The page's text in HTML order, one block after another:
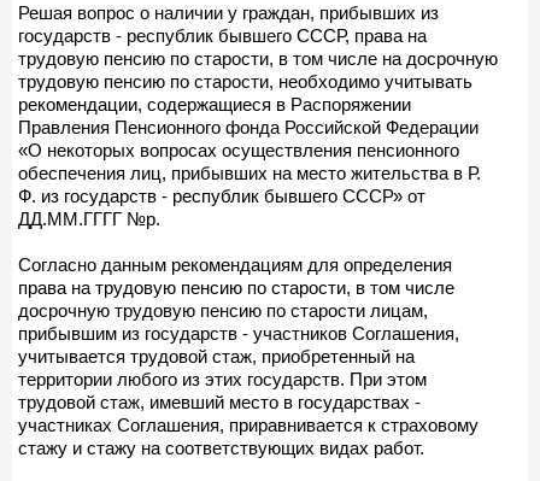
Решая вопрос о наличии у граждан, прибывших из
государств - республик бывшего СССР, права на
трудовую пенсию по старости, в том числе на досрочную
трудовую пенсию по старости, необходимо учитывать
рекомендации, содержащиеся в Распоряжении
Правления Пенсионного фонда Российской Федерации
«О некоторых вопросах осуществления пенсионного
обеспечения лиц, прибывших на место жительства в Р.
Ф. из государств - республик бывшего СССР» от
ДД.ММ.ГГГГ №р.
Согласно данным рекомендациям для определения
права на трудовую пенсию по старости, в том числе
досрочную трудовую пенсию по старости лицам,
прибывшим из государств - участников Соглашения,
учитывается трудовой стаж, приобретенный на
территории любого из этих государств. При этом
трудовой стаж, имевший место в государствах -
участниках Соглашения, приравнивается к страховому
стажу и стажу на соответствующих видах работ.